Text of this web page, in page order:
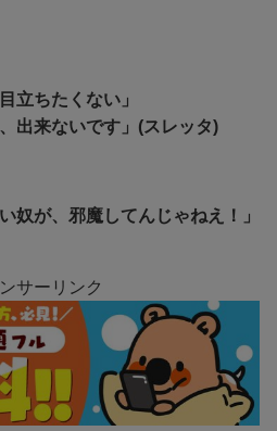
立ちたくない」
出来ないです」(スレッタ)
奴が、邪魔してんじゃねえ！」
サーリンク